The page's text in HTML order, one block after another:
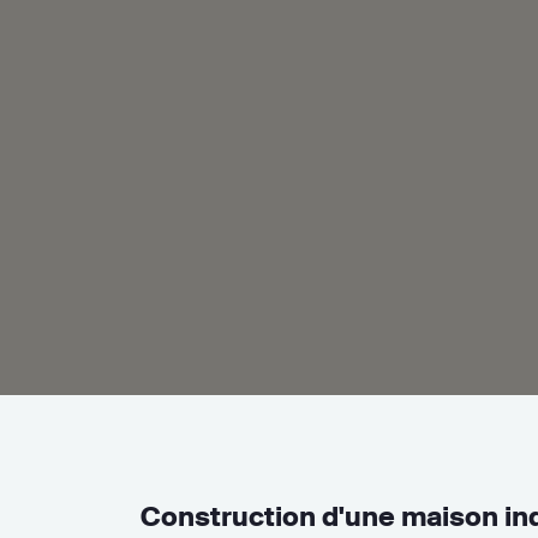
Construction d'une maison